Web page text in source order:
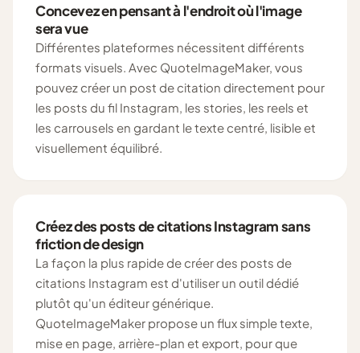
Concevez en pensant à l'endroit où l'image
sera vue
Différentes plateformes nécessitent différents
formats visuels. Avec QuoteImageMaker, vous
pouvez créer un post de citation directement pour
les posts du fil Instagram, les stories, les reels et
les carrousels en gardant le texte centré, lisible et
visuellement équilibré.
Créez des posts de citations Instagram sans
friction de design
La façon la plus rapide de créer des posts de
citations Instagram est d'utiliser un outil dédié
plutôt qu'un éditeur générique.
QuoteImageMaker propose un flux simple texte,
mise en page, arrière-plan et export, pour que